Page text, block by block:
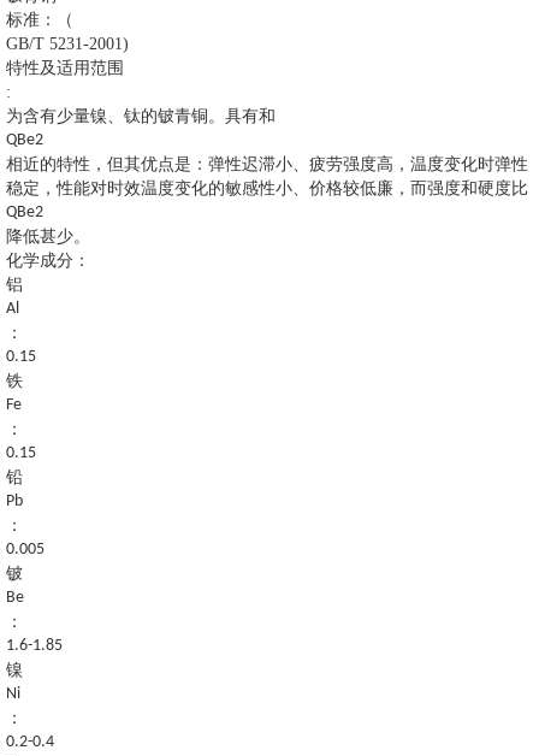
标准：（
GB/T 5231-2001)
特性及适用范围
:
为含有少量镍、钛的铍青铜。具有和
QBe2
相近的特性，但其优点是：弹性迟滞小、疲劳强度高，温度变化时弹性
稳定，性能对时效温度变化的敏感性小、价格较低廉，而强度和硬度比
QBe2
降低甚少。
化学成分：
铝
Al
：
0.15
铁
Fe
：
0.15
铅
Pb
：
0.005
铍
Be
：
1.6-1.85
镍
Ni
：
0.2-0.4